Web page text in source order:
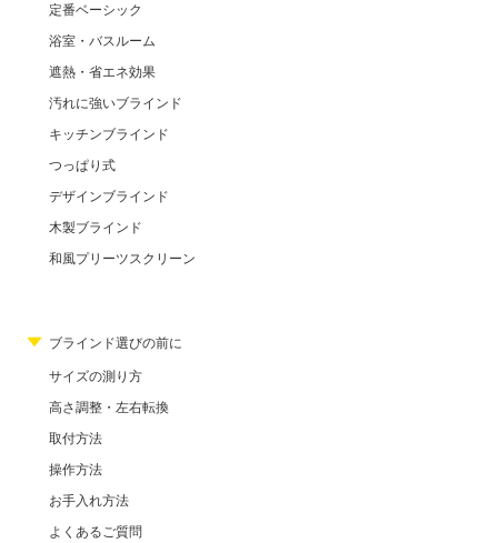
定番ベーシック
浴室・バスルーム
遮熱・省エネ効果
汚れに強いブラインド
キッチンブラインド
つっぱり式
デザインブラインド
木製ブラインド
和風プリーツスクリーン
ブラインド選びの前に
サイズの測り方
高さ調整・左右転換
取付方法
操作方法
お手入れ方法
よくあるご質問